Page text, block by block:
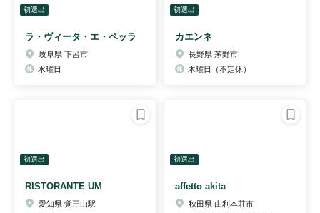
初選出
ラ・ヴィータ・エ・ベッラ
岐阜県 下呂市
水曜日
初選出
カエンネ
長野県 茅野市
木曜日（不定休）
初選出
RISTORANTE UM
愛知県 覚王山駅
初選出
affetto akita
秋田県 由利本荘市